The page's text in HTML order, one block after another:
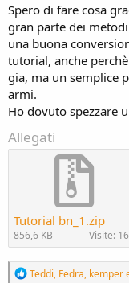
i
s
c
u
s
i
o
n
e
z
i
o
Spero di fare cosa
gran parte dei
una buona
tutorial, anche
gia, ma un semplice
armi.
Ho dovuto spezzare
Allegati
Tutorial bn_1.zip
856,6 KB Visite:
R
Teddi, Fedra, kemper